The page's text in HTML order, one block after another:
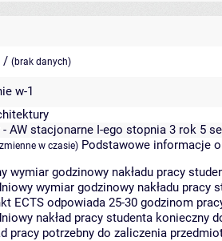
/ (brak danych)
w-1
- AW stacjonarne I-ego stopnia 3 rok 5
w czasie) Podstawowe informacje
wymiar godzinowy nakładu pracy
wymiar godzinowy nakładu pracy
ECTS odpowiada 25-30 godzinom
nakład pracy studenta konieczny
pracy potrzebny do zaliczenia